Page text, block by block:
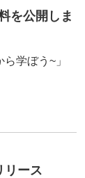
を公開しま
学ぼう~」
リース